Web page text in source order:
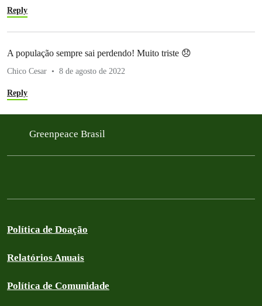
Reply
A população sempre sai perdendo! Muito triste 😞
Chico Cesar 8 de agosto de 2022
Reply
Greenpeace Brasil
Política de Doação
Relatórios Anuais
Política de Comunidade